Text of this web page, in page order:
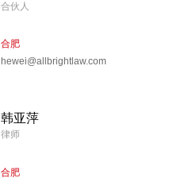
合伙人
合肥
hewei@allbrightlaw.com
韩亚萍
律师
合肥